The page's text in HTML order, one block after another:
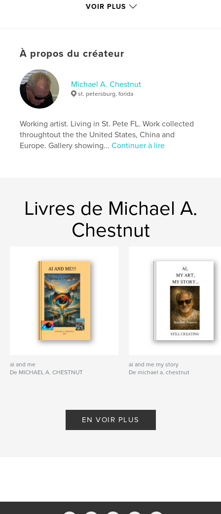
Date de publication:
Langue English
Mots-clés
humor , fun , photography
farm life
VOIR PLUS
À propos du créateur
Michael A. Chestnut
st. petersburg, forida
Working artist. Living in St. Pete FL. Work collected
throughtout the the United States, China and
Europe. Gallery showing...Continuer à lire
Livres de Michael A.
Chestnut
ai and me
De MICHAEL A. CHESTNUT
ai and me my story
De michael a. chestnut
EN VOIR PLUS